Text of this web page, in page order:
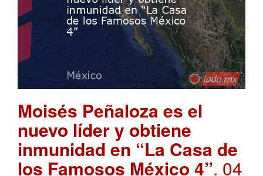
Moisés Peñaloza es el
nuevo líder y obtiene
inmunidad en “La Casa de
los Famosos México 4”. 04